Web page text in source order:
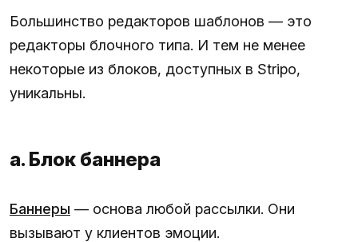
Большинство редакторов шаблонов — это
редакторы блочного типа. И тем не менее
некоторые из блоков, доступных в Stripo,
уникальны.
а. Блок баннера
Баннеры — основа любой рассылки. Они
вызывают у клиентов эмоции.